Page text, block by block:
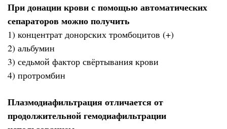
При донации крови с помощью автоматических
сепараторов можно получить
1) концентрат донорских тромбоцитов (+)
2) альбумин
3) седьмой фактор свёртывания крови
4) протромбин
Плазмодиафильтрация отличается от
продолжительной гемодиафильтрации